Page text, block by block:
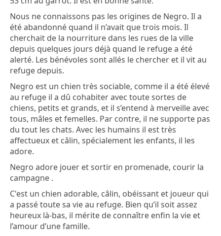
Nous ne connaissons pas les origines de Negro. Il a
été abandonné quand il n’avait que trois mois. Il
cherchait de la nourriture dans les rues de la ville
depuis quelques jours déjà quand le refuge a été
alerté. Les bénévoles sont allés le chercher et il vit au
refuge depuis.
Negro est un chien très sociable, comme il a été élevé
au refuge il a dû cohabiter avec toute sortes de
chiens, petits et grands, et il s’entend à merveille avec
tous, mâles et femelles. Par contre, il ne supporte pas
du tout les chats. Avec les humains il est très
affectueux et câlin, spécialement les enfants, il les
adore.
Negro adore jouer et sortir en promenade, courir la
campagne .
C'est un chien adorable, câlin, obéissant et joueur qui
a passé toute sa vie au refuge. Bien qu’il soit assez
heureux là-bas, il mérite de connaître enfin la vie et
l’amour d’une famille.